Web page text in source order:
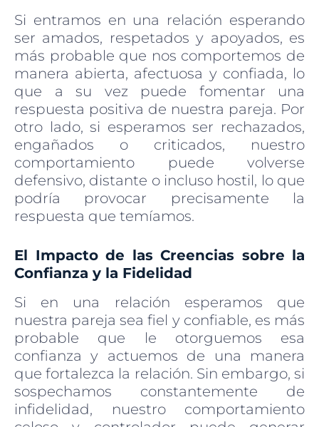
Si entramos en una relación esperando
ser amados, respetados y apoyados, es
más probable que nos comportemos de
manera abierta, afectuosa y confiada, lo
que a su vez puede fomentar una
respuesta positiva de nuestra pareja. Por
otro lado, si esperamos ser rechazados,
engañados o criticados, nuestro
comportamiento puede volverse
defensivo, distante o incluso hostil, lo que
podría provocar precisamente la
respuesta que temíamos.
El Impacto de las Creencias sobre la
Confianza y la Fidelidad
Si en una relación esperamos que
nuestra pareja sea fiel y confiable, es más
probable que le otorguemos esa
confianza y actuemos de una manera
que fortalezca la relación. Sin embargo, si
sospechamos constantemente de
infidelidad, nuestro comportamiento